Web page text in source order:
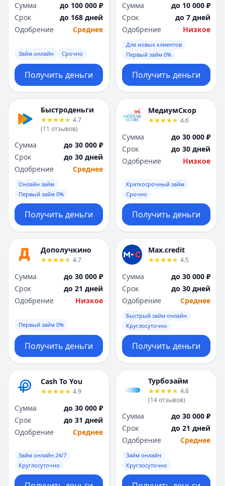
Сумма
до 100 000 ₽
Срок
до 168 дней
Одобрение
Среднее
Займ онлайн Срочно
Получить деньги
Сумма
до 10 000 ₽
Срок
до 7 дней
Одобрение
Низкое
Для новых клиентов
Первый займ 0%
Получить деньги
Быстроденьги
4.7
(11 отзывов)
Сумма
до 30 000 ₽
Срок
до 30 дней
Одобрение
Среднее
Онлайн займ
Первый займ 0%
Получить деньги
МедиумСкор
4.6
Сумма
до 30 000 ₽
Срок
до 30 дней
Одобрение
Низкое
Краткосрочный займ
Срочно
Получить деньги
Дополучкино
4.7
Сумма
до 30 000 ₽
Срок
до 21 дней
Одобрение
Низкое
Первый займ 0%
Получить деньги
Max.credit
4.5
Сумма
до 30 000 ₽
Срок
до 30 дней
Одобрение
Среднее
Быстрый займ онлайн
Круглосуточно
Получить деньги
Cash To You
4.9
Сумма
до 30 000 ₽
Срок
до 31 дней
Одобрение
Среднее
Займ онлайн 24/7
Круглосуточно
Турбозайм
4.6
(14отзывов)
Сумма
до 30 000 ₽
Срок
до 21 дней
Одобрение
Среднее
Займ онлайн
Круглосуточно